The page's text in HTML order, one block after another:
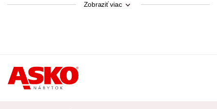
2× malý vankúš (bez zipsu, rozmery cca 40×40 cm)
3× široká opierka hlavy v hornej časti operadla –
s polohovateľnou funkciou (nastavenie ľubovoľnej polohy,
Zobraziť viac